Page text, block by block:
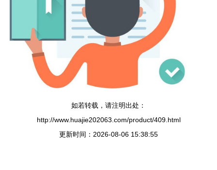
如若转载，请注明出处：
http://www.huajie202063.com/product/409.html
更新时间：2026-08-06 15:38:55